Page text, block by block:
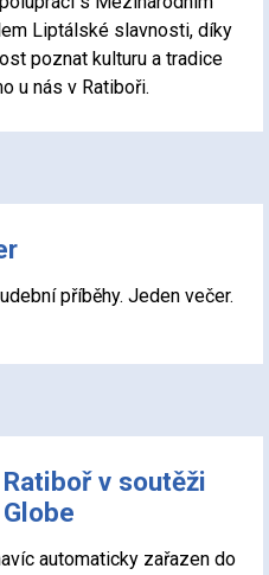
Liptálské slavnosti, díky
poznat kulturu a tradice
u nás v Ratiboři.
příběhy. Jeden večer.
v soutěži
automaticky zařazen do